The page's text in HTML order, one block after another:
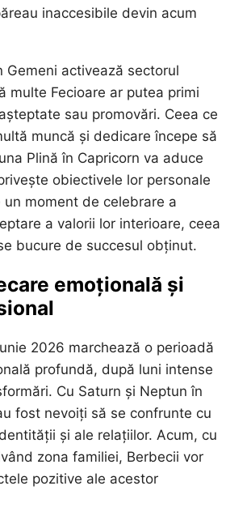
inaccesibile devin acum
Gemeni activează sectorul
multe Fecioare ar putea primi
sau promovări. Ceea ce
muncă și dedicare începe să
Plină în Capricorn va aduce
obiectivele lor personale
un moment de celebrare a
a valorii lor interioare, ceea
bucure de succesul obținut.
emoțională și
2026 marchează o perioadă
profundă, după luni intense
Cu Saturn și Neptun în
fost nevoiți să se confrunte cu
și ale relațiilor. Acum, cu
zona familiei, Berbecii vor
pozitive ale acestor